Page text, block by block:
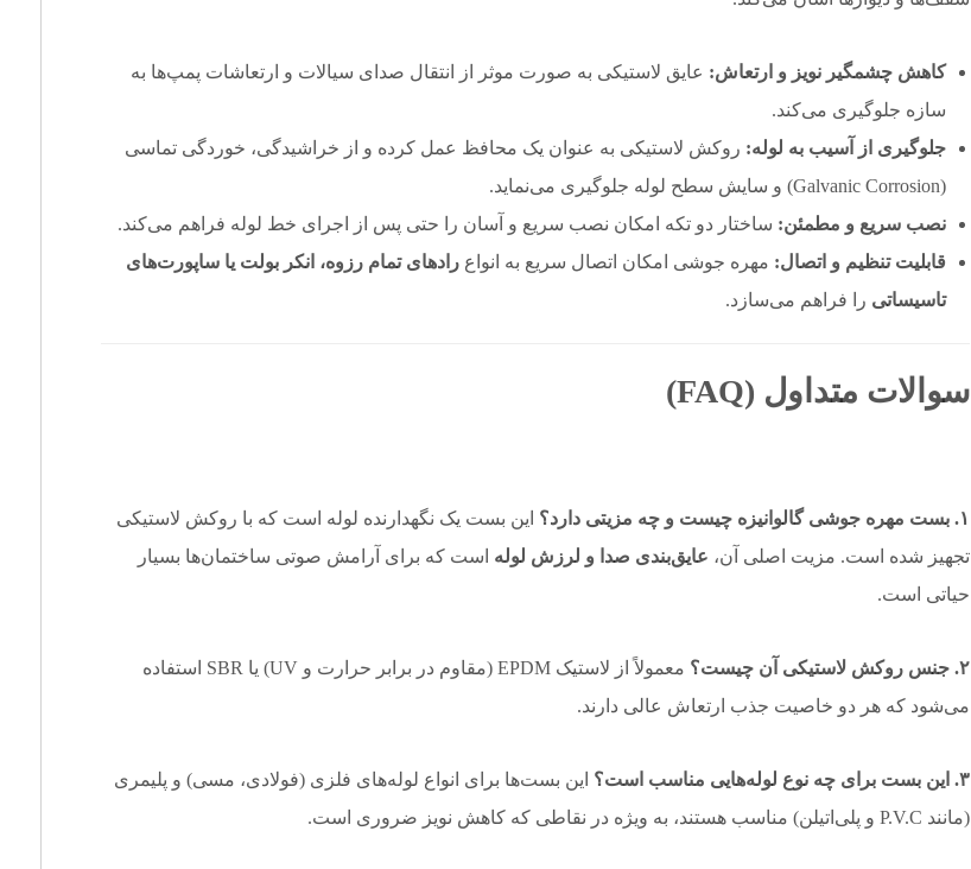
کاهش چشمگیر نویز و ارتعاش: عایق لاستیکی به صورت موثر از انتقال صدای سیالات و ارتعاشات پمپ‌ها به
سازه جلوگیری می‌کند.
جلوگیری از آسیب به لوله: روکش لاستیکی به عنوان یک محافظ عمل کرده و از خراشیدگی، خوردگی تماسی
(Galvanic Corrosion) و سایش سطح لوله جلوگیری می‌نماید.
نصب سریع و مطمئن: ساختار دو تکه امکان نصب سریع و آسان را حتی پس از اجرای خط لوله فراهم می‌کند.
قابلیت تنظیم و اتصال: مهره جوشی امکان اتصال سریع به انواعرادهای تمام رزوه، انکر بولت یا ساپورت‌های
تاسیساتی را فراهم می‌سازد.
سوالات متداول (FAQ)
۱. بست مهره جوشی گالوانیزه چیست و چه مزیتی دارد؟
این بست یک نگهدارنده لوله است که با روکش لاستیکی
تجهیز شده است. مزیت اصلی آن، عایق‌بندی صدا و لرزش لوله است که برای آرامش صوتی ساختمان‌ها بسیار
حیاتی است.
۲. جنس روکش لاستیکی آن چیست؟
معمولاً از لاستیک EPDM (مقاوم در برابر حرارت و UV) یا SBR استفاده
می‌شود که هر دو خاصیت جذب ارتعاش عالی دارند.
۳. این بست برای چه نوع لوله‌هایی مناسب است؟
این بست‌ها برای انواع لوله‌های فلزی (فولادی، مسی) و پلیمری
(مانند P.V.C و پلی‌اتیلن) مناسب هستند، به ویژه در نقاطی که کاهش نویز ضروری است.